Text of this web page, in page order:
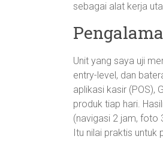
sebagai alat kerja
Unit yang saya uji
entry-level, dan
aplikasi kasir (POS),
produk tiap hari.
(navigasi 2 jam, foto
Itu nilai praktis